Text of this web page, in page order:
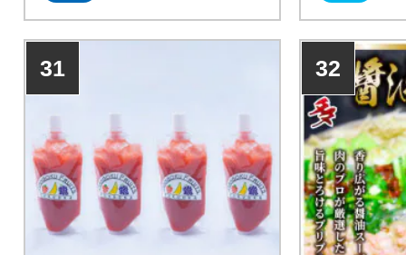
31 32